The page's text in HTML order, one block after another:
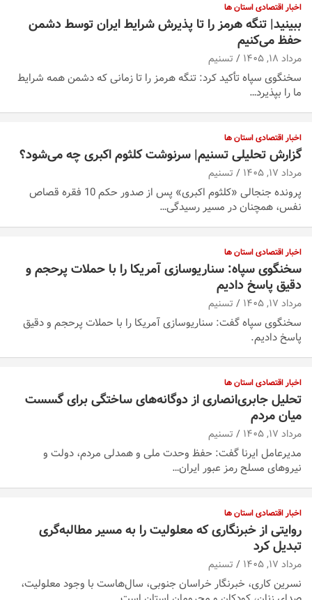
اخبار اقتصادی استان ها
ببینید| تنگه هرمز را تا پذیرش شرایط ایران توسط دشمن
حفظ می‌کنیم
مرداد ۱۸, ۱۴۰۵ تسنیم
سخنگوی سپاه تأکید کرد: تنگه هرمز را تا زمانی که دشمن همه‌ شرایط
ما را بپذیرد…
اخبار اقتصادی استان ها
گزارش تحلیلی تسنیم| سرنوشت کلثوم اکبری چه می‌شود؟
مرداد ۱۷, ۱۴۰۵ تسنیم
پرونده جنجالی «کلثوم اکبری» پس از صدور حکم 10 فقره قصاص
نفس، همچنان در مسیر رسیدگی…
اخبار اقتصادی استان ها
سخنگوی سپاه: سناریوسازی آمریکا را با حملات پرحجم‌‌ و
دقیق‌ پاسخ دادیم
مرداد ۱۷, ۱۴۰۵ تسنیم
سخنگوی سپاه گفت: سناریوسازی آمریکا را با حملات پرحجم‌‌ و دقیق‌
پاسخ دادیم.
اخبار اقتصادی استان ها
تحلیل جابری‌انصاری از دوگانه‌های ساختگی ‌برای گسست
میان مردم
مرداد ۱۷, ۱۴۰۵ تسنیم
مدیرعامل ایرنا گفت: حفظ وحدت ملی و همدلی مردم، دولت و
نیروهای مسلح رمز عبور ایران…
اخبار اقتصادی استان ها
روایتی از خبرنگاری که معلولیت را به مسیر مطالبه‌گری
تبدیل کرد
مرداد ۱۷, ۱۴۰۵ تسنیم
نسرین کاری، خبرنگار خراسان جنوبی، سال‌هاست با وجود معلولیت،